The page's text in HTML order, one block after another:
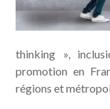
thinking »,
promotion en
régions et